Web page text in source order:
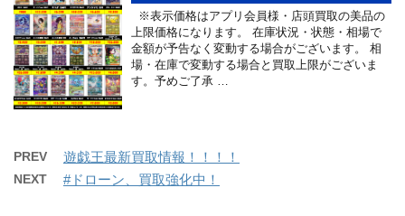
※表示価格はアプリ会員様・店頭買取の美品の
上限価格になります。 在庫状況・状態・相場で
金額が予告なく変動する場合がございます。 相
場・在庫で変動する場合と買取上限がございま
す。予めご了承 …
PREV 遊戯王最新買取情報！！！！
NEXT #ドローン、買取強化中！